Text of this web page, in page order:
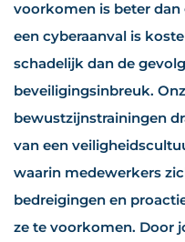
voorkomen is beter
een cyberaanval is
schadelijk dan de
beveiligingsinbreuk.
bewustzijnstrainingen
van een
waarin medewerkers
bedreigingen en
ze te voorkomen. Door